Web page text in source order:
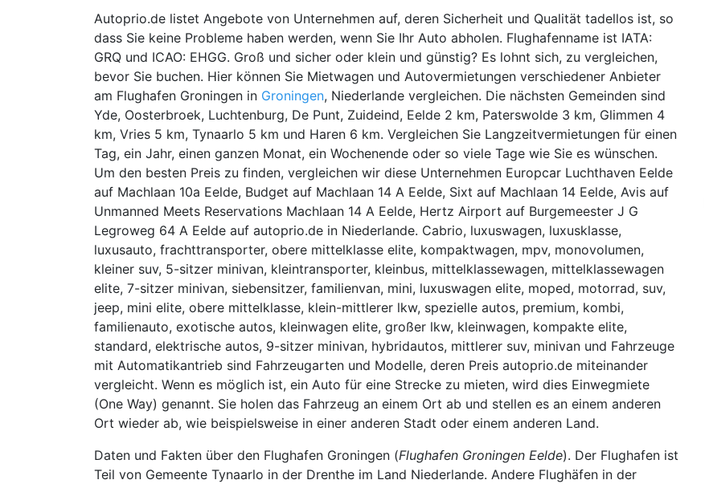
Autoprio.de listet Angebote von Unternehmen auf, deren Sicherheit und Qualität tadellos ist, so
dass Sie keine Probleme haben werden, wenn Sie Ihr Auto abholen. Flughafenname ist IATA:
GRQ und ICAO: EHGG. Groß und sicher oder klein und günstig? Es lohnt sich, zu vergleichen,
bevor Sie buchen. Hier können Sie Mietwagen und Autovermietungen verschiedener Anbieter
am Flughafen Groningen in Groningen, Niederlande vergleichen. Die nächsten Gemeinden sind
Yde, Oosterbroek, Luchtenburg, De Punt, Zuideind, Eelde 2 km, Paterswolde 3 km, Glimmen 4
km, Vries 5 km, Tynaarlo 5 km und Haren 6 km. Vergleichen Sie Langzeitvermietungen für einen
Tag, ein Jahr, einen ganzen Monat, ein Wochenende oder so viele Tage wie Sie es wünschen.
Um den besten Preis zu finden, vergleichen wir diese Unternehmen Europcar Luchthaven Eelde
auf Machlaan 10a Eelde, Budget auf Machlaan 14 A Eelde, Sixt auf Machlaan 14 Eelde, Avis auf
Unmanned Meets Reservations Machlaan 14 A Eelde, Hertz Airport auf Burgemeester J G
Legroweg 64 A Eelde auf autoprio.de in Niederlande. Cabrio, luxuswagen, luxusklasse,
luxusauto, frachttransporter, obere mittelklasse elite, kompaktwagen, mpv, monovolumen,
kleiner suv, 5-sitzer minivan, kleintransporter, kleinbus, mittelklassewagen, mittelklassewagen
elite, 7-sitzer minivan, siebensitzer, familienvan, mini, luxuswagen elite, moped, motorrad, suv,
jeep, mini elite, obere mittelklasse, klein-mittlerer lkw, spezielle autos, premium, kombi,
familienauto, exotische autos, kleinwagen elite, großer lkw, kleinwagen, kompakte elite,
standard, elektrische autos, 9-sitzer minivan, hybridautos, mittlerer suv, minivan und Fahrzeuge
mit Automatikantrieb sind Fahrzeugarten und Modelle, deren Preis autoprio.de miteinander
vergleicht. Wenn es möglich ist, ein Auto für eine Strecke zu mieten, wird dies Einwegmiete
(One Way) genannt. Sie holen das Fahrzeug an einem Ort ab und stellen es an einem anderen
Ort wieder ab, wie beispielsweise in einer anderen Stadt oder einem anderen Land.
Daten und Fakten über den Flughafen Groningen (Flughafen Groningen Eelde). Der Flughafen ist
Teil von Gemeente Tynaarlo in der Drenthe im Land Niederlande. Andere Flughäfen in der